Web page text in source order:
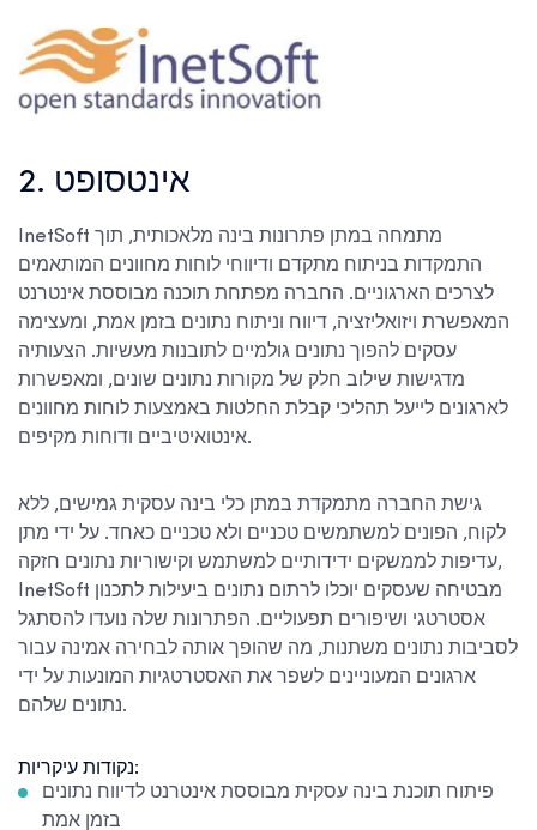
2. אינטסופט
InetSoft מתמחה במתן פתרונות בינה מלאכותית, תוך
התמקדות בניתוח מתקדם ודיווחי לוחות מחוונים המותאמים
לצרכים הארגוניים. החברה מפתחת תוכנה מבוססת אינטרנט
המאפשרת ויזואליזציה, דיווח וניתוח נתונים בזמן אמת, ומעצימה
עסקים להפוך נתונים גולמיים לתובנות מעשיות. הצעותיה
מדגישות שילוב חלק של מקורות נתונים שונים, ומאפשרות
לארגונים לייעל תהליכי קבלת החלטות באמצעות לוחות מחוונים
אינטואיטיביים ודוחות מקיפים.
גישת החברה מתמקדת במתן כלי בינה עסקית גמישים, ללא
לקוח, הפונים למשתמשים טכניים ולא טכניים כאחד. על ידי מתן
עדיפות לממשקים ידידותיים למשתמש וקישוריות נתונים חזקה,
InetSoft מבטיחה שעסקים יוכלו לרתום נתונים ביעילות לתכנון
אסטרטגי ושיפורים תפעוליים. הפתרונות שלה נועדו להסתגל
לסביבות נתונים משתנות, מה שהופך אותה לבחירה אמינה עבור
ארגונים המעוניינים לשפר את האסטרטגיות המונעות על ידי
נתונים שלהם.
נקודות עיקריות:
פיתוח תוכנת בינה עסקית מבוססת אינטרנט לדיווח נתונים
בזמן אמת